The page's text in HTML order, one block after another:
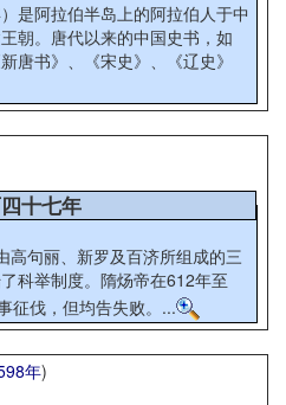
是阿拉伯半岛上的阿拉伯人于中
朝。唐代以来的中国史书，如
唐书》、《宋史》、《辽史》
十七年
高句丽、新罗及百济所组成的三
征伐，但均告失败。...
年)